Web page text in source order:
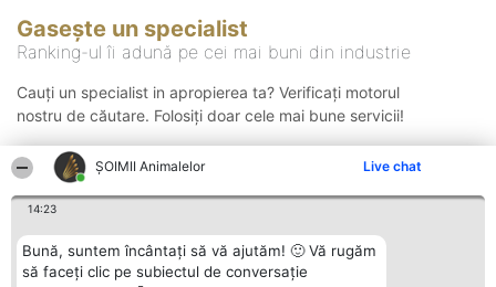
ŞOIMII Animalelor Live chat
14:23
Bună, suntem încântați să vă ajutăm! 🙂 Vă rugăm
să faceți clic pe subiectul de conversație
Gasește un specialist
Ranking-ul îi adună pe cei mai buni din industrie
Cauți un specialist in apropierea ta? Verificați motorul
nostru de căutare. Folosiți doar cele mai bune servicii!